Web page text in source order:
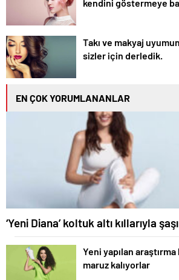
kendini göstermeye
Takı ve makyaj
sizler için derledik.
EN ÇOK YORUMLANANLAR
‘Yeni Diana’ koltuk altı kıllarıyla
Yeni yapılan
maruz kalıyorlar